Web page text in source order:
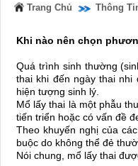
Trang Chủ Thông
Khi nào nên chọn
Quá trình sinh thường
thai khi đến ngày thai
hiện tượng sinh lý.
Mổ lấy thai là một phẫu
tiến triển hoặc có vấn đề
Theo khuyến nghị của
buộc do không thể đẻ
Nói chung, mổ lấy thai